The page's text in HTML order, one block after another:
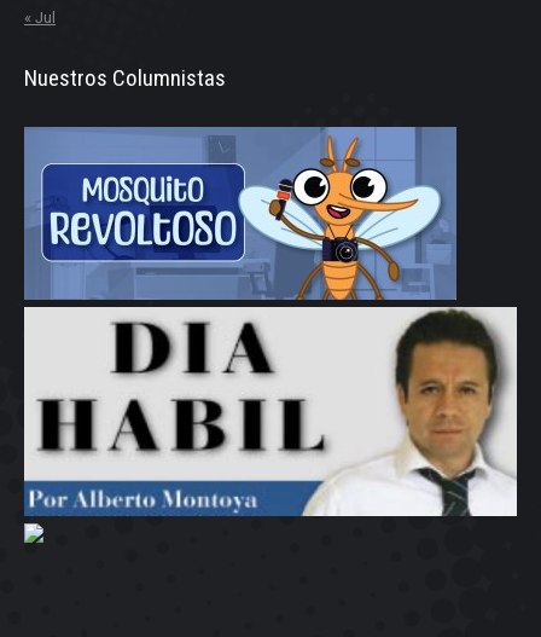
« Jul
Nuestros Columnistas